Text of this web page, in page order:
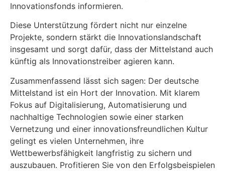
Innovationsfonds informieren.
Diese Unterstützung fördert nicht nur einzelne
Projekte, sondern stärkt die Innovationslandschaft
insgesamt und sorgt dafür, dass der Mittelstand auch
künftig als Innovationstreiber agieren kann.
Zusammenfassend lässt sich sagen: Der deutsche
Mittelstand ist ein Hort der Innovation. Mit klarem
Fokus auf Digitalisierung, Automatisierung und
nachhaltige Technologien sowie einer starken
Vernetzung und einer innovationsfreundlichen Kultur
gelingt es vielen Unternehmen, ihre
Wettbewerbsfähigkeit langfristig zu sichern und
auszubauen. Profitieren Sie von den Erfolgsbeispielen